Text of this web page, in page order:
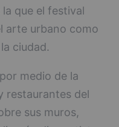
que el festival
arte urbano como
ciudad.
medio de la
restaurantes del
sus muros,